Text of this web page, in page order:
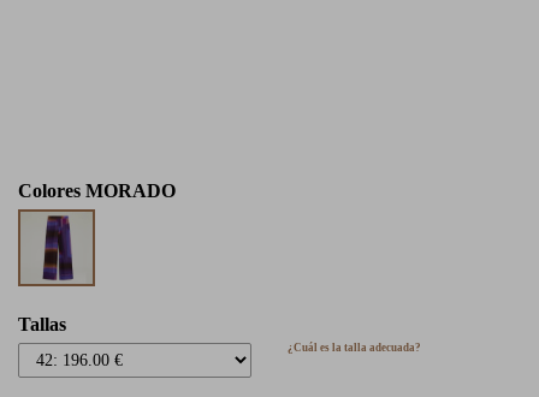
Colores MORADO
Tallas
¿Cuál es la talla adecuada?